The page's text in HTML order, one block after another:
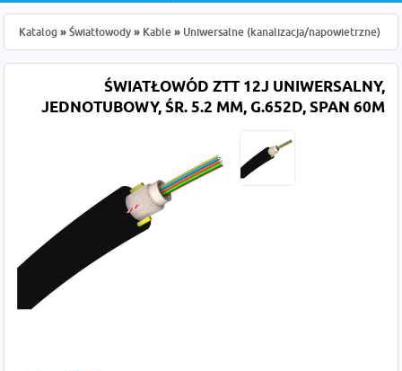
Katalog » Światłowody » Kable » Uniwersalne (kanalizacja/napowietrzne)
ŚWIATŁOWÓD ZTT 12J UNIWERSALNY,
JEDNOTUBOWY, ŚR. 5.2 MM, G.652D, SPAN 60M